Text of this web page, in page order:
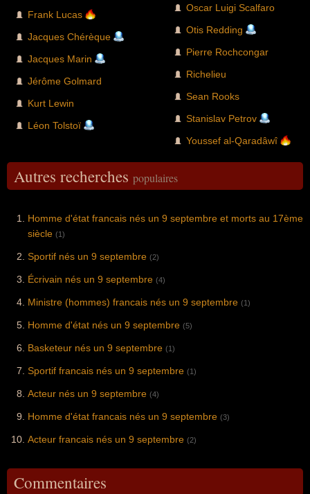
Frank Lucas
Jacques Chérèque
Jacques Marin
Jérôme Golmard
Kurt Lewin
Léon Tolstoï
Oscar Luigi Scalfaro
Otis Redding
Pierre Rochcongar
Richelieu
Sean Rooks
Stanislav Petrov
Youssef al-Qaradâwî
Autres recherches populaires
Homme d'état francais nés un 9 septembre et morts au 17ème
siècle (1)
Sportif nés un 9 septembre (2)
Écrivain nés un 9 septembre (4)
Ministre (hommes) francais nés un 9 septembre (1)
Homme d'état nés un 9 septembre (5)
Basketeur nés un 9 septembre (1)
Sportif francais nés un 9 septembre (1)
Acteur nés un 9 septembre (4)
Homme d'état francais nés un 9 septembre (3)
Acteur francais nés un 9 septembre (2)
Commentaires